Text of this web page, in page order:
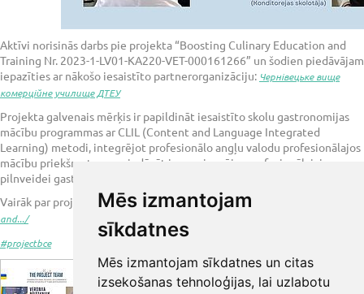
Mēs izmantojam
sīkdatnes
Mēs izmantojam sīkdatnes un citas
izsekošanas tehnoloģijas, lai uzlabotu
Aktīvi norisinās darbs pie projekta “Boosting Culinary Education and
Training Nr. 2023-1-LV01-KA220-VET-000161266” un šodien piedāvājam
iepazīties ar nākošo iesaistīto partnerorganizāciju: Чернівецьке вище
комерційне училище ДТЕУ
Projekta galvenais mērķis ir papildināt iesaistīto skolu gastronomijas
mācību programmas ar CLIL (Content and Language Integrated
Learning) metodi, integrējot profesionālo angļu valodu profesionālajos
mācību priekšmetos un piedāvāt jaunas iespējas profesionālajai
pilnveidei gastronomijas izglītības jomā.
Vairāk par projektu lasihttps://www.rtrit.lv/.../boosting-culinary-education-
and.../
#projectbce